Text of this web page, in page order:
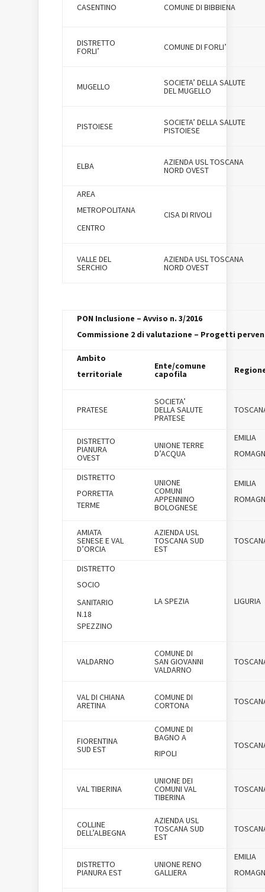
CASENTINO COMUNE DI BIBBIENA
DISTRETTO
FORLI’ COMUNE DI FORLI’
MUGELLO SOCIETA’ DELLA SALUTE
DEL MUGELLO
PISTOIESE SOCIETA’ DELLA SALUTE
PISTOIESE
ELBA AZIENDA USL TOSCANA
NORD OVEST
AREA
METROPOLITANA
CENTRO
CISA DI RIVOLI
VALLE DEL
SERCHIO
AZIENDA USL TOSCANA
NORD OVEST
PON Inclusione – Avviso n. 3/2016
Commissione 2 di valutazione – Progetti
Ambito
territoriale
Ente/comune
capofila
PRATESE
SOCIETA’
DELLA SALUTE
PRATESE
DISTRETTO
PIANURA
OVEST
UNIONE TERRE
D’ACQUA
EMILIA
DISTRETTO
PORRETTA
TERME
UNIONE
COMUNI
APPENNINO
BOLOGNESE
EMILIA
AMIATA
SENESE E VAL
D’ORCIA
AZIENDA USL
TOSCANA SUD
EST
DISTRETTO
SOCIO
SANITARIO
N.18
SPEZZINO
LA SPEZIA LIGURIA
VALDARNO
COMUNE DI
SAN GIOVANNI
VALDARNO
VAL DI CHIANA
ARETINA
COMUNE DI
CORTONA
FIORENTINA
SUD EST
COMUNE DI
BAGNO A
RIPOLI
VAL TIBERINA
UNIONE DEI
COMUNI VAL
TIBERINA
COLLINE
DELL’ALBEGNA
AZIENDA USL
TOSCANA SUD
EST
DISTRETTO
PIANURA EST
UNIONE RENO
GALLIERA
EMILIA